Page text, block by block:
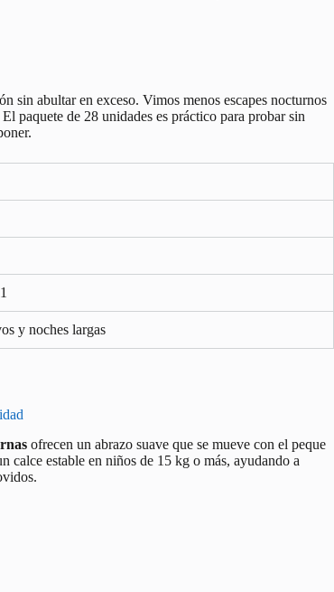
sin abultar en exceso. Vimos menos escapes nocturnos
paquete de 28 unidades es práctico para probar sin
y noches largas
ofrecen un abrazo suave que se mueve con el peque
calce estable en niños de 15 kg o más, ayudando a